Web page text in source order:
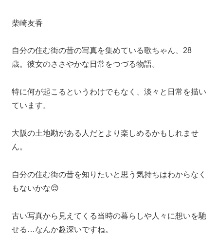
柴崎友香
自分の住む街の昔の写真を集めている歌ちゃん、28
歳。彼女のささやかな日常をつづる物語。
特に何が起こるというわけでもなく、淡々と日常を描い
ています。
大阪の土地勘がある人だとより楽しめるかもしれませ
ん。
自分の住む街の昔を知りたいと思う気持ちはわからなく
もないかな😌
古い写真から見えてくる当時の暮らしや人々に想いを馳
せる…なんか趣深いですね。